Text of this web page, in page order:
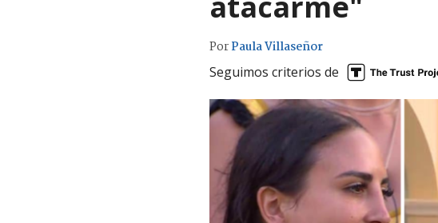
PorPaula Villaseñor
Seguimos criterios de